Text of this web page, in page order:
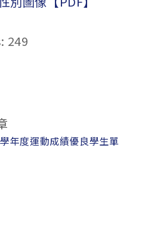
249
年度運動成績優良學生單